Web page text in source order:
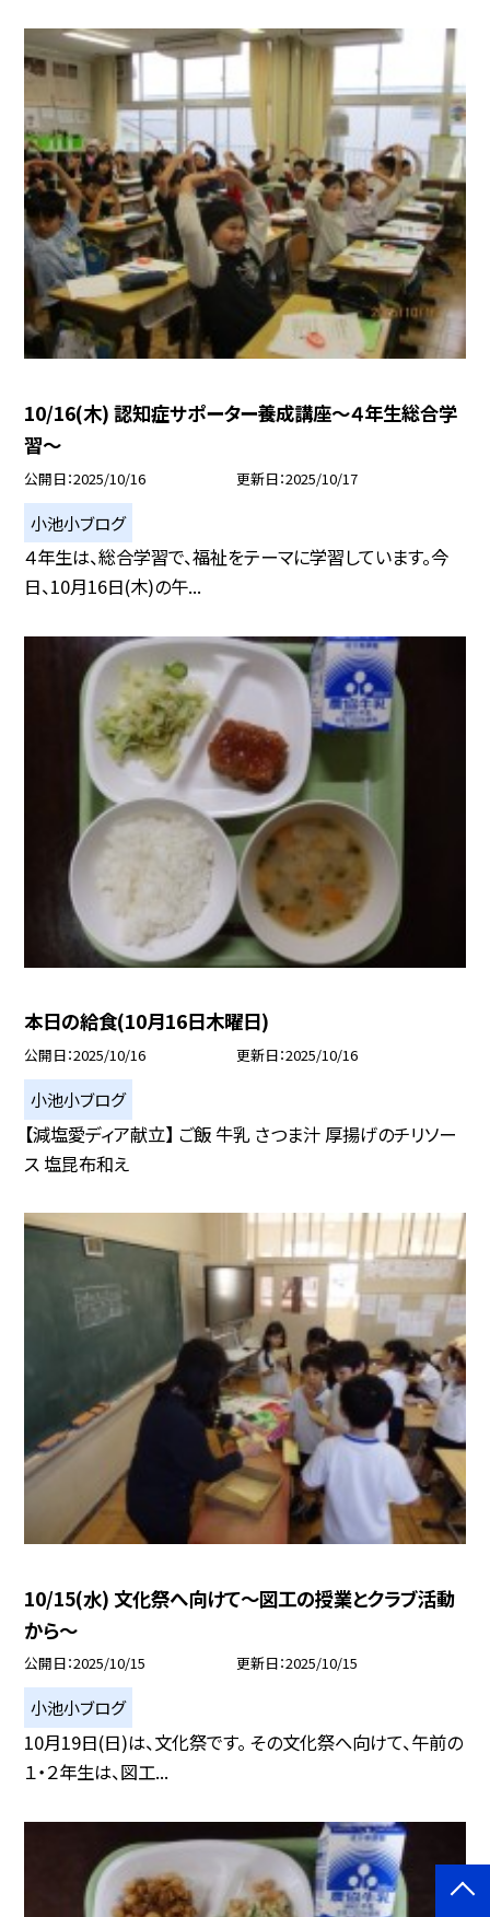
10/16(木) 認知症サポーター養成講座〜４年生総合学
習〜
公開日 2025/10/16 更新日 2025/10/17
小池小ブログ
４年生は、総合学習で、福祉をテーマに学習しています。今
日、10月16日(木)の午...
本日の給食(10月16日木曜日)
公開日 2025/10/16 更新日 2025/10/16
小池小ブログ
【減塩愛ディア献立】 ご飯 牛乳 さつま汁 厚揚げのチリソー
ス 塩昆布和え
10/15(水) 文化祭へ向けて〜図工の授業とクラブ活動
から〜
公開日 2025/10/15 更新日 2025/10/15
小池小ブログ
10月19日(日)は、文化祭です。 その文化祭へ向けて、午前の
１・２年生は、図工...